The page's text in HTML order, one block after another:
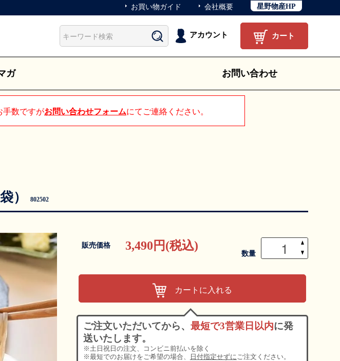
星野物産HP
会社概要
お買い物ガイド
アカウント カート
ガ お問い合わせ
手数ですがお問い合わせフォームにてご連絡ください。
） 802502
販売価格 3,490円(税込)
数量
▲
▼
カートに入れる
ご注文いただいてから、 最短で3営業日以内に発
送いたします。
※土日祝日の注文、コンビニ前払いを除く
※最短でのお届けをご希望の場合、
日付指定せずにご注文ください。